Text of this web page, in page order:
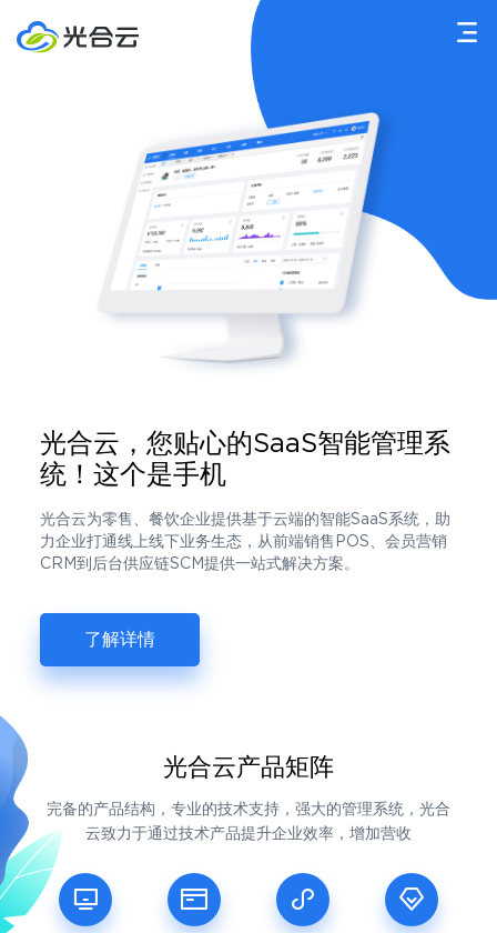
光合云，您贴心的SaaS智能管理系
统！这个是手机
光合云为零售、餐饮企业提供基于云端的智能SaaS系统，助
力企业打通线上线下业务生态，从前端销售POS、会员营销
CRM到后台供应链SCM提供一站式解决方案。
了解详情
光合云产品矩阵
完备的产品结构，专业的技术支持，强大的管理系统，光合
云致力于通过技术产品提升企业效率，增加营收